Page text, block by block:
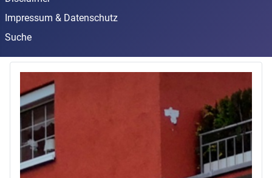
Impressum & Datenschutz
Suche